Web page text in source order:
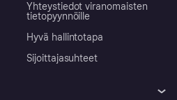
Yhteystiedot viranomaisten
tietopyynnöille
Hyvä hallintotapa
Sijoittajasuhteet